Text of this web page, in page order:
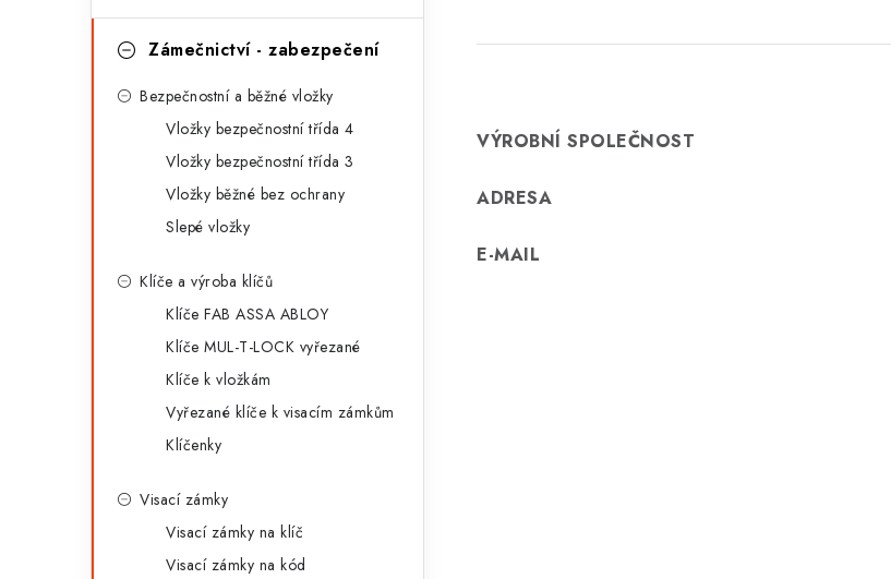
Zámečnictví - zabezpečení
Bezpečnostní a běžné vložky
Vložky bezpečnostní třída 4
Vložky bezpečnostní třída 3
Vložky běžné bez ochrany
Slepé vložky
Klíče a výroba klíčů
Klíče FAB ASSA ABLOY
Klíče MUL-T-LOCK vyřezané
Klíče k vložkám
Vyřezané klíče k visacím zámkům
Klíčenky
Visací zámky
Visací zámky na klíč
Visací zámky na kód
VÝROBNÍ SPOLEČNOST
ADRESA
E-MAIL